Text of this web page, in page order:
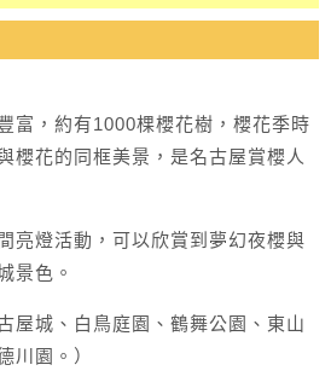
富，約有1000棵櫻花樹，櫻花季時
櫻花的同框美景，是名古屋賞櫻人
亮燈活動，可以欣賞到夢幻夜櫻與
景色。
屋城、白鳥庭園、鶴舞公園、東山
川園。）